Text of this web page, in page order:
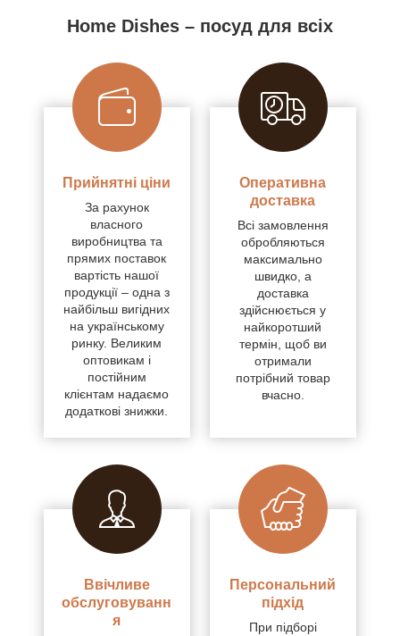
Home Dishes – посуд для всіх
Прийнятні ціни
За рахунок
власного
виробництва та
прямих поставок
вартість нашої
продукції – одна з
найбільш вигідних
на українському
ринку. Великим
оптовикам і
постійним
клієнтам надаємо
додаткові знижки.
Оперативна
доставка
Всі замовлення
обробляються
максимально
швидко, а
доставка
здійснюється у
найкоротший
термін, щоб ви
отримали
потрібний товар
вчасно.
Ввічливе
обслуговуванн
я
Персональний
підхід
При підборі